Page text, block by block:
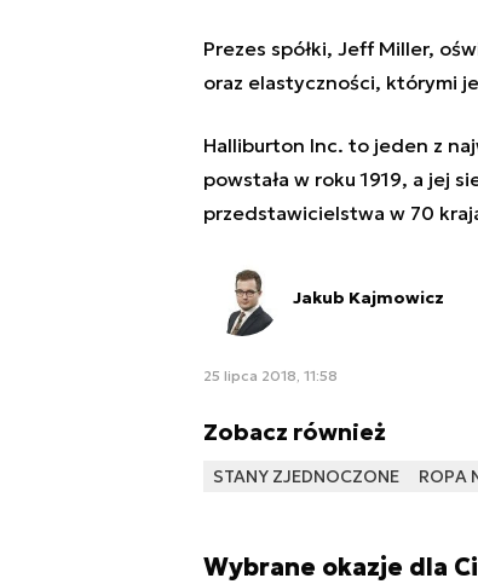
Prezes spółki, Jeff Miller,
oraz elastyczności, którymi
Halliburton Inc. to jeden z
powstała w roku 1919, a jej
przedstawicielstwa w 70
Jakub Kajmowicz
25 lipca 2018, 11:58
Zobacz również
STANY ZJEDNOCZONE ROPA
Wybrane okazje dla